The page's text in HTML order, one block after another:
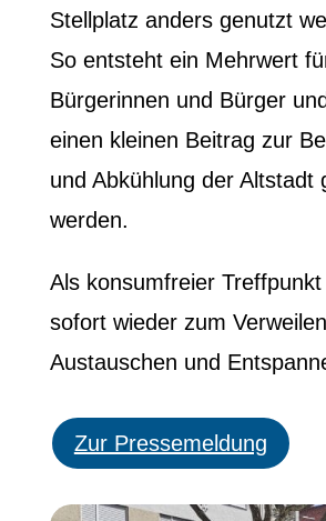
Stellplatz anders genutzt
So entsteht ein Mehrwert
Bürgerinnen und Bürger
einen kleinen Beitrag zur
und Abkühlung der Altstadt
werden.
Als konsumfreier
sofort wieder zum
Austauschen und
Zur Pressemeldung